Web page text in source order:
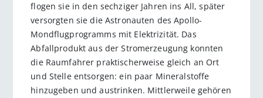
flogen sie in den sechziger Jahren ins All, später
versorgten sie die Astronauten des Apollo-
Mondflugprogramms mit Elektrizität. Das
Abfallprodukt aus der Stromerzeugung konnten
die Raumfahrer praktischerweise gleich an Ort
und Stelle entsorgen: ein paar Mineralstoffe
hinzugeben und austrinken. Mittlerweile gehören